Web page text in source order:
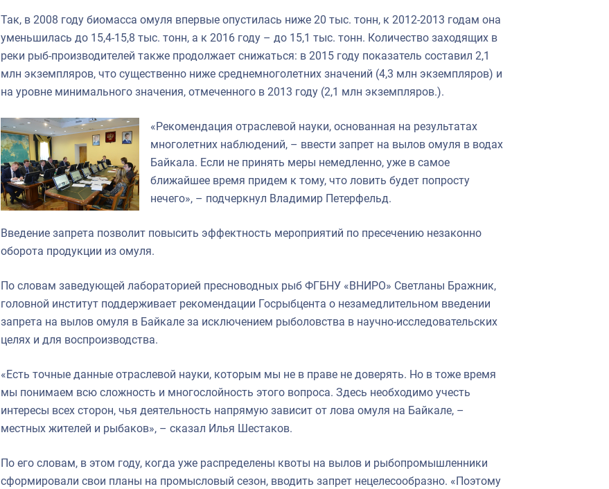
Так, в 2008 году биомасса омуля впервые опустилась ниже 20 тыс. тонн, к 2012-2013 годам она
уменьшилась до 15,4-15,8 тыс. тонн, а к 2016 году – до 15,1 тыс. тонн. Количество заходящих в
реки рыб-производителей также продолжает снижаться: в 2015 году показатель составил 2,1
млн экземпляров, что существенно ниже среднемноголетних значений (4,3 млн экземпляров) и
на уровне минимального значения, отмеченного в 2013 году (2,1 млн экземпляров.).
«Рекомендация отраслевой науки, основанная на результатах
многолетних наблюдений, – ввести запрет на вылов омуля в водах
Байкала. Если не принять меры немедленно, уже в самое
ближайшее время придем к тому, что ловить будет попросту
нечего», – подчеркнул Владимир Петерфельд.
Введение запрета позволит повысить эффектность мероприятий по пресечению незаконно
оборота продукции из омуля.
По словам заведующей лабораторией пресноводных рыб ФГБНУ «ВНИРО» Светланы Бражник,
головной институт поддерживает рекомендации Госрыбцента о незамедлительном введении
запрета на вылов омуля в Байкале за исключением рыболовства в научно-исследовательских
целях и для воспроизводства.
«Есть точные данные отраслевой науки, которым мы не в праве не доверять. Но в тоже время
мы понимаем всю сложность и многослойность этого вопроса. Здесь необходимо учесть
интересы всех сторон, чья деятельность напрямую зависит от лова омуля на Байкале, –
местных жителей и рыбаков», – сказал Илья Шестаков.
По его словам, в этом году, когда уже распределены квоты на вылов и рыбопромышленники
сформировали свои планы на промысловый сезон, вводить запрет нецелесообразно. «Поэтому